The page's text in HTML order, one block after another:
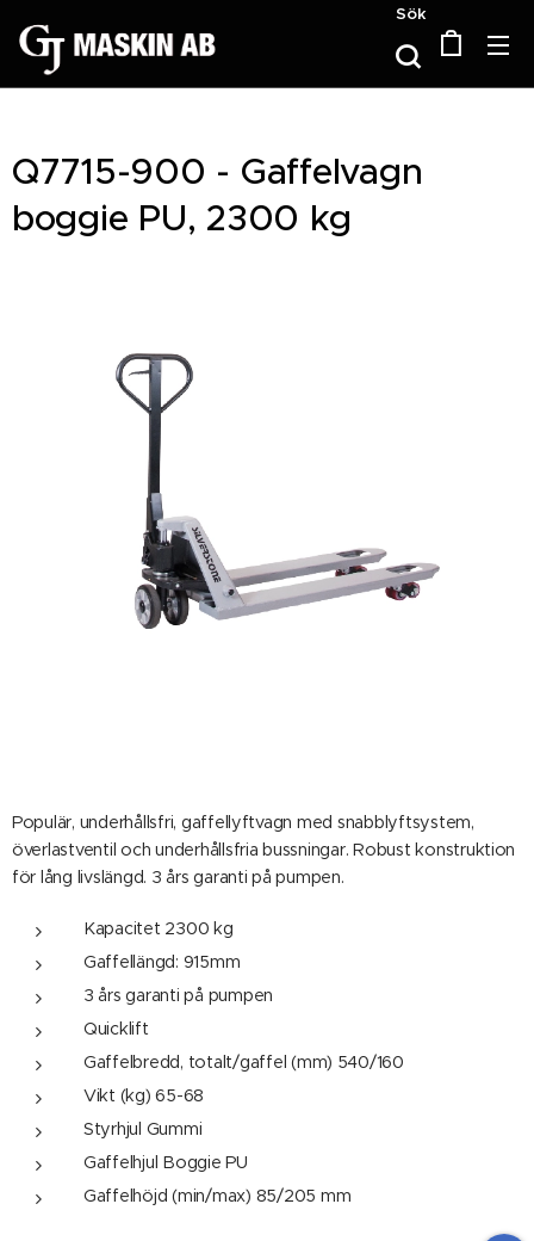
Sök
Q7715-900 - Gaffelvagn
boggie PU, 2300 kg
Populär, underhållsfri, gaffellyftvagn med snabblyftsystem,
överlastventil och underhållsfria bussningar. Robust konstruktion
för lång livslängd. 3 års garanti på pumpen.
Kapacitet 2300 kg
Gaffellängd: 915mm
3 års garanti på pumpen
Quicklift
Gaffelbredd, totalt/gaffel (mm) 540/160
Vikt (kg) 65-68
Styrhjul Gummi
Gaffelhjul Boggie PU
Gaffelhöjd (min/max) 85/205 mm